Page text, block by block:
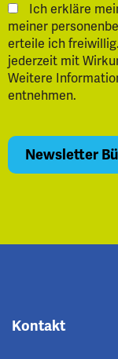
Ich erkläre
meiner
erteile ich
jederzeit mit
Weitere
entnehmen.
Kontakt